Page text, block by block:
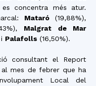
concentra més atur.
Mataró (19,88%),
Malgrat de Mar
Palafolls (16,50%).
consultant el Report
al mes de febrer que ha
Local del